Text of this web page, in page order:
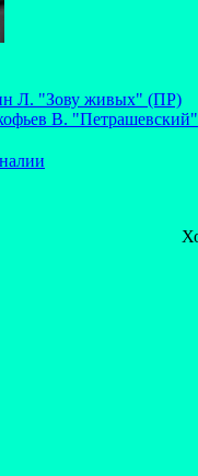
Л. "Зову живых" (ПР)
В.